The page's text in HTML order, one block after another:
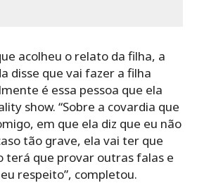
acolheu o relato da filha, a
disse que vai fazer a filha
é essa pessoa que ela
show. “Sobre a covardia que
em que ela diz que eu não
tão grave, ela vai ter que
terá que provar outras falas e
respeito”, completou.